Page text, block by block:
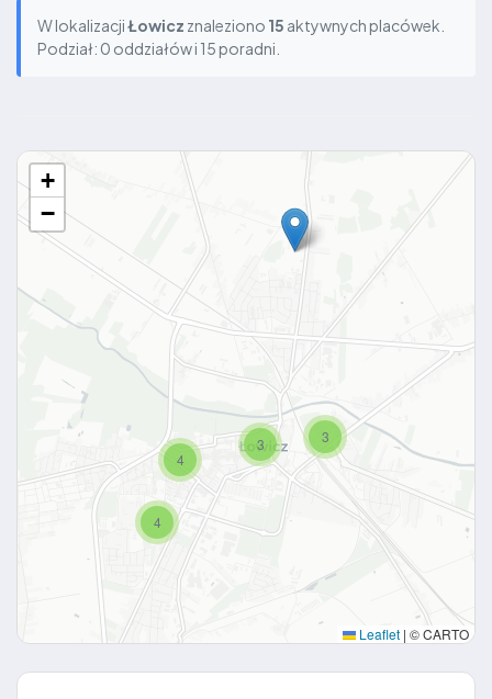
W lokalizacjiŁowicz znaleziono 15 aktywnych placówek.
Podział: 0 oddziałów i 15 poradni.
3
3
4
4
+
−
Leaflet | © CARTO